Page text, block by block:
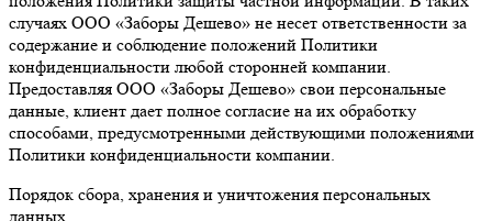
случаях ООО «Заборы Дешево» не несет ответственности за
содержание и соблюдение положений Политики
конфиденциальности любой сторонней компании.
Предоставляя ООО «Заборы Дешево» свои персональные
данные, клиент дает полное согласие на их обработку
способами, предусмотренными действующими положениями
Политики конфиденциальности компании.
Порядок сбора, хранения и уничтожения персональных
данных